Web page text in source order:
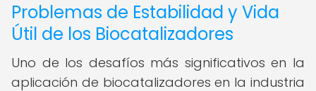
Problemas de Estabilidad y Vida
Útil de los Biocatalizadores
Uno de los desafíos más significativos en la
aplicación de biocatalizadores en la industria